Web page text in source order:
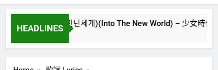
HEADLINES
的世界(다시만난세계)(Into The New World) – 少女時代(소녀